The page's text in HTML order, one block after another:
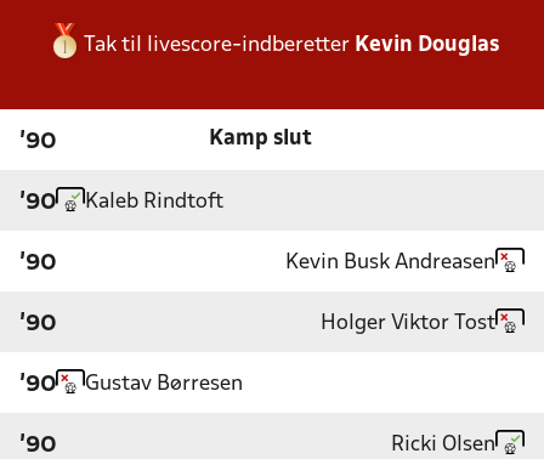
Tak til livescore-indberetter Kevin Douglas
'90 Kamp slut
'90 Kaleb Rindtoft
'90 Kevin Busk Andreasen
'90 Holger Viktor Tost
'90 Gustav Børresen
'90 Ricki Olsen